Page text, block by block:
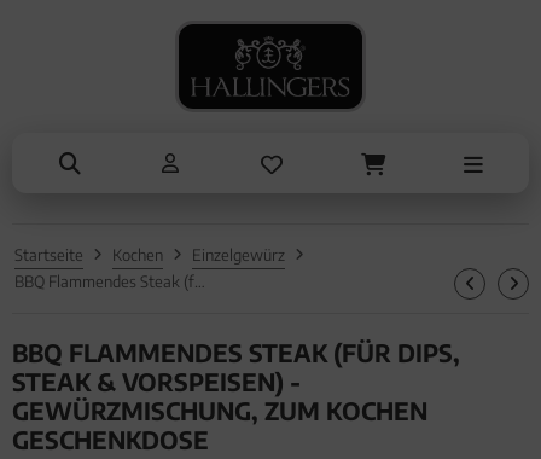
Startseite Kochen
Einzelgewürz
BBQ FLAMMENDES STEAK (FÜR DIPS,
STEAK & VORSPEISEN) -
GEWÜRZMISCHUNG, ZUM KOCHEN
GESCHENKDOSE
SOMMER
ALLES ANZEIGEN AUS SOMMER
Genüsse
Liköre
TRINKEN
ALLES ANZEIGEN AUS TRINKEN
Kaffee
NASCHEN
ALLES ANZEIGEN AUS NASCHEN
Pralinen
Müsli
ANLÄSSE
ALLES ANZEIGEN AUS ANLÄSSE
Kleine Aufmerksamkeiten
Ostern
Valentinstag
Weihnachten